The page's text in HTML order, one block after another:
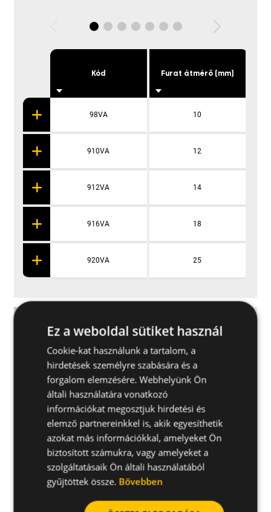
Kód
98VA
910VA
912VA
916VA
920VA
Furat átmérő (mm)
10
12
14
18
25
További specifikációk
Alapanyagok
Kapcsolódó termékek
Telepítési útmutató
Ez a weboldal sütiket használ
Cookie-kat használunk a tartalom, a
hirdetések személyre szabására és a
forgalom elemzésére. Webhelyünk Ön
általi használatára vonatkozó
információkat megosztjuk hirdetési és
elemző partnereinkkel is, akik egyesíthetik
azokat más információkkal, amelyeket Ön
biztosított számukra, vagy amelyeket a
szolgáltatásaik Ön általi használatából
gyűjtöttek össze. Bővebben